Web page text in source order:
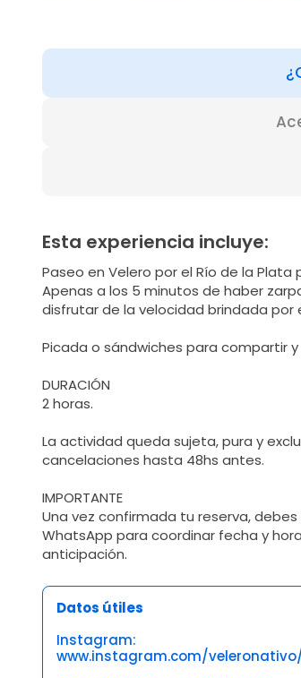
Esta experiencia incluye:
Paseo en Velero por el Río de la
Apenas a los 5 minutos de haber
disfrutar de la velocidad brindada por
Picada o sándwiches para compartir
DURACIÓN
2 horas.
La actividad queda sujeta, pura y
cancelaciones hasta 48hs antes.
IMPORTANTE
Una vez confirmada tu reserva,
WhatsApp para coordinar fecha y
anticipación.
Datos útiles
Instagram:
www.instagram.com/